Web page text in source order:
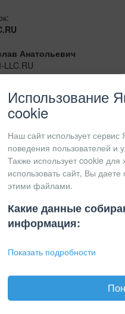
Анатольевич
LLC.RU
Использование
cookie
Наш сайт использует
поведения пользователей и
Также использует cookie
использовать сайт, Вы
этими файлами.
Какие данные
информация:
Показать подробности